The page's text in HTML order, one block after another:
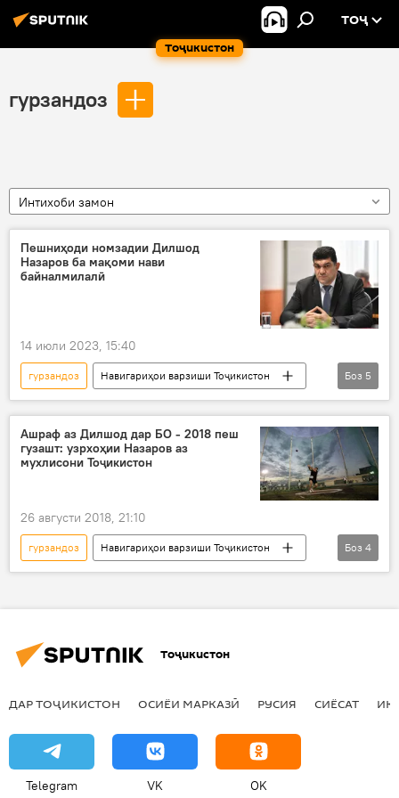
Тоҷикистон
ТОҶ
гурзандоз
Интихоби замон
Пешниҳоди номзадии Дилшод
Назаров ба мақоми нави
байналмилалӣ
14 июли 2023, 15:40
гурзандоз
Навигариҳои варзиши Тоҷикистон
Дар Тоҷикистон
варзишгар
Дилшод Назаров
Осиё мақом
Боз 5
Ашраф аз Дилшод дар БО - 2018 пеш
гузашт: узрхоҳии Назаров аз
мухлисони Тоҷикистон
26 августи 2018, 21:10
гурзандоз
Навигариҳои варзиши Тоҷикистон
нуқра
Назаров
ҷои дуюм
Боз 4
Тоҷикистон
ДАР ТОҶИКИСТОН ОСИЁИ МАРКАЗӢ РУСИЯ СИЁСАТ
Telegram VK OK